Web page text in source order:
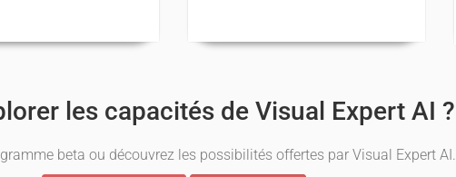
les capacités de Visual Expert AI ?
beta ou découvrez les possibilités offertes par Visual Expert AI.